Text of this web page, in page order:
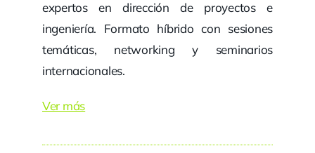
expertos en dirección de proyectos e
ingeniería. Formato híbrido con sesiones
temáticas, networking y seminarios
internacionales.
Ver más